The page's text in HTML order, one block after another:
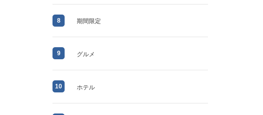
8 期間限定
9 グルメ
10 ホテル